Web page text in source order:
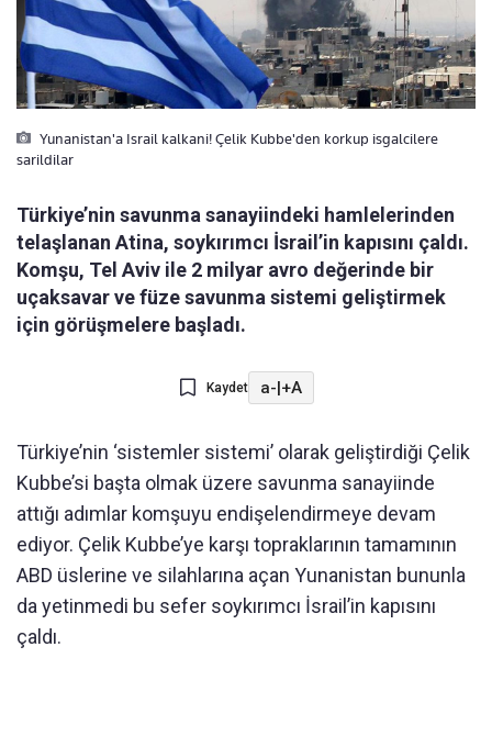
Yunanistan'a Israil kalkani! Çelik Kubbe'den korkup isgalcilere
sarildilar
Türkiye’nin savunma sanayiindeki hamlelerinden
telaşlanan Atina, soykırımcı İsrail’in kapısını çaldı.
Komşu, Tel Aviv ile 2 milyar avro değerinde bir
uçaksavar ve füze savunma sistemi geliştirmek
için görüşmelere başladı.
Kaydet a-|+A
Türkiye’nin ‘sistemler sistemi’ olarak geliştirdiği Çelik
Kubbe’si başta olmak üzere savunma sanayiinde
attığı adımlar komşuyu endişelendirmeye devam
ediyor. Çelik Kubbe’ye karşı topraklarının tamamının
ABD üslerine ve silahlarına açan Yunanistan bununla
da yetinmedi bu sefer soykırımcı İsrail’in kapısını
çaldı.